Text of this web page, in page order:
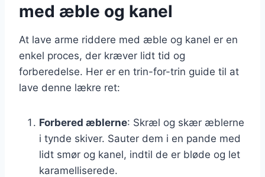
med æble og kanel
At lave arme riddere med æble og kanel er en
enkel proces, der kræver lidt tid og
forberedelse. Her er en trin-for-trin guide til at
lave denne lækre ret:
Forbered æblerne: Skræl og skær æblerne
i tynde skiver. Sauter dem i en pande med
lidt smør og kanel, indtil de er bløde og let
karamelliserede.